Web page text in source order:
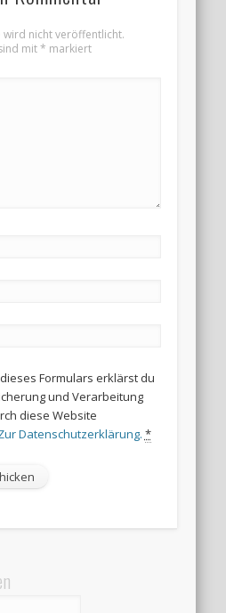
wird nicht veröffentlicht.
mit* markiert
Formulars erklärst du
und Verarbeitung
diese Website
Datenschutzerklärung. *